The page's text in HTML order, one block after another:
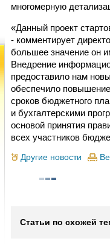
многомерную
«Данный проект
- комментирует
большее значение он
Внедрение
предоставило нам
обеспечило
сроков бюджетного
и бухгалтерскими
основой принятия
всех участников
Другие новости
Статьи по схожей